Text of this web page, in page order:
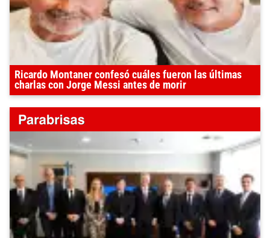
Ricardo Montaner confesó cuáles fueron las últimas
charlas con Jorge Messi antes de morir